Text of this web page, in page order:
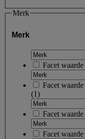
Merk
Merk
Facet waarde
Facet waarde
(1)
Facet waarde
Facet waarde